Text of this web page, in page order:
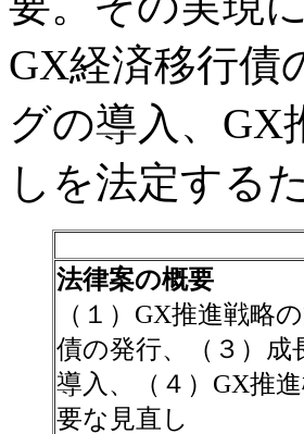
GX経済移行債
グの導入、GX
しを法定する
法律案の概要
（１）GX推進戦略
債の発行、（３）
導入、（４）GX推
要な見直し